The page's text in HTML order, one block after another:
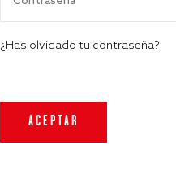
¿Has olvidado tu contraseña?